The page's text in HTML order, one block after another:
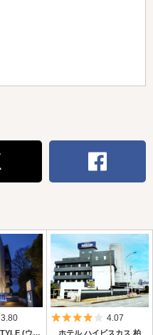
5つ星のうち3.5
3.80
HOTEL WILL STYLE (ウィルスタイル) ～旧:ホテル ツイン～
5つ星のうち4
4.07
ホテル ハイビスカス 柏